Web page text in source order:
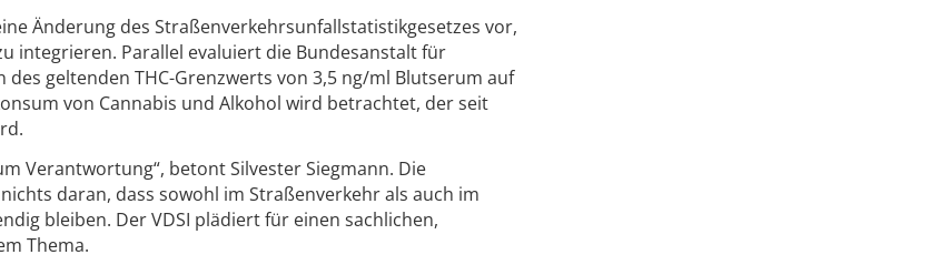
Änderung des Straßenverkehrsunfallstatistikgesetzes vor,
integrieren. Parallel evaluiert die Bundesanstalt für
des geltenden THC-Grenzwerts von 3,5 ng/ml Blutserum auf
von Cannabis und Alkohol wird betrachtet, der seit
Verantwortung“, betont Silvester Siegmann. Die
daran, dass sowohl im Straßenverkehr als auch im
bleiben. Der VDSI plädiert für einen sachlichen,
Thema.